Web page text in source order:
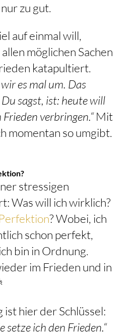
zu gut.
auf einmal will,
möglichen Sachen
es mal um. Das
sagst, ist: heute will
Frieden verbringen.“Mit
momentan so umgibt.
stressigen
Was will ich wirklich?
? Wobei, ich
schon perfekt,
im Frieden und in
setze ich den Frieden.“